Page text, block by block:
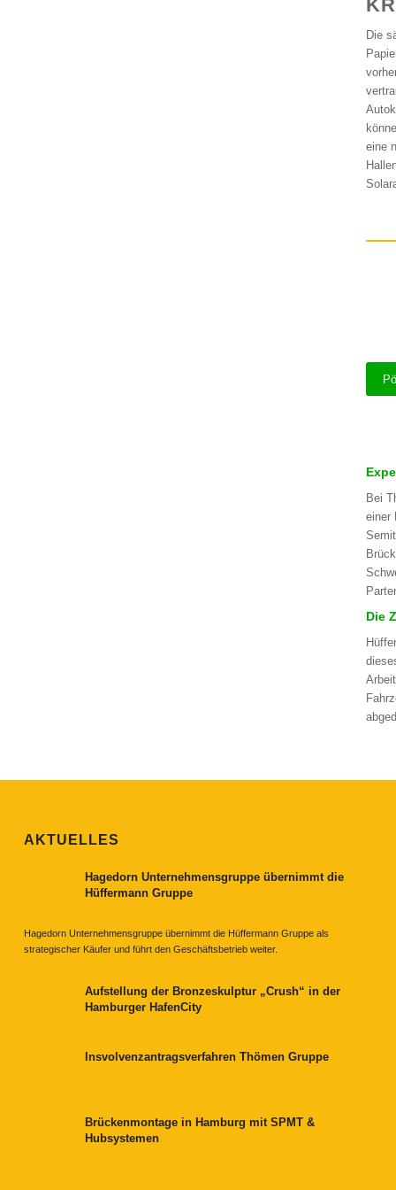
Die
eine
Bei
einer
Die
AKTUELLES
Hagedorn Unternehmensgruppe übernimmt die
Hüffermann Gruppe
Hagedorn Unternehmensgruppe übernimmt die Hüffermann Gruppe als
strategischer Käufer und führt den Geschäftsbetrieb weiter.
Aufstellung der Bronzeskulptur „Crush“ in der
Hamburger HafenCity
Insvolvenzantragsverfahren Thömen Gruppe
Brückenmontage in Hamburg mit SPMT &
Hubsystemen